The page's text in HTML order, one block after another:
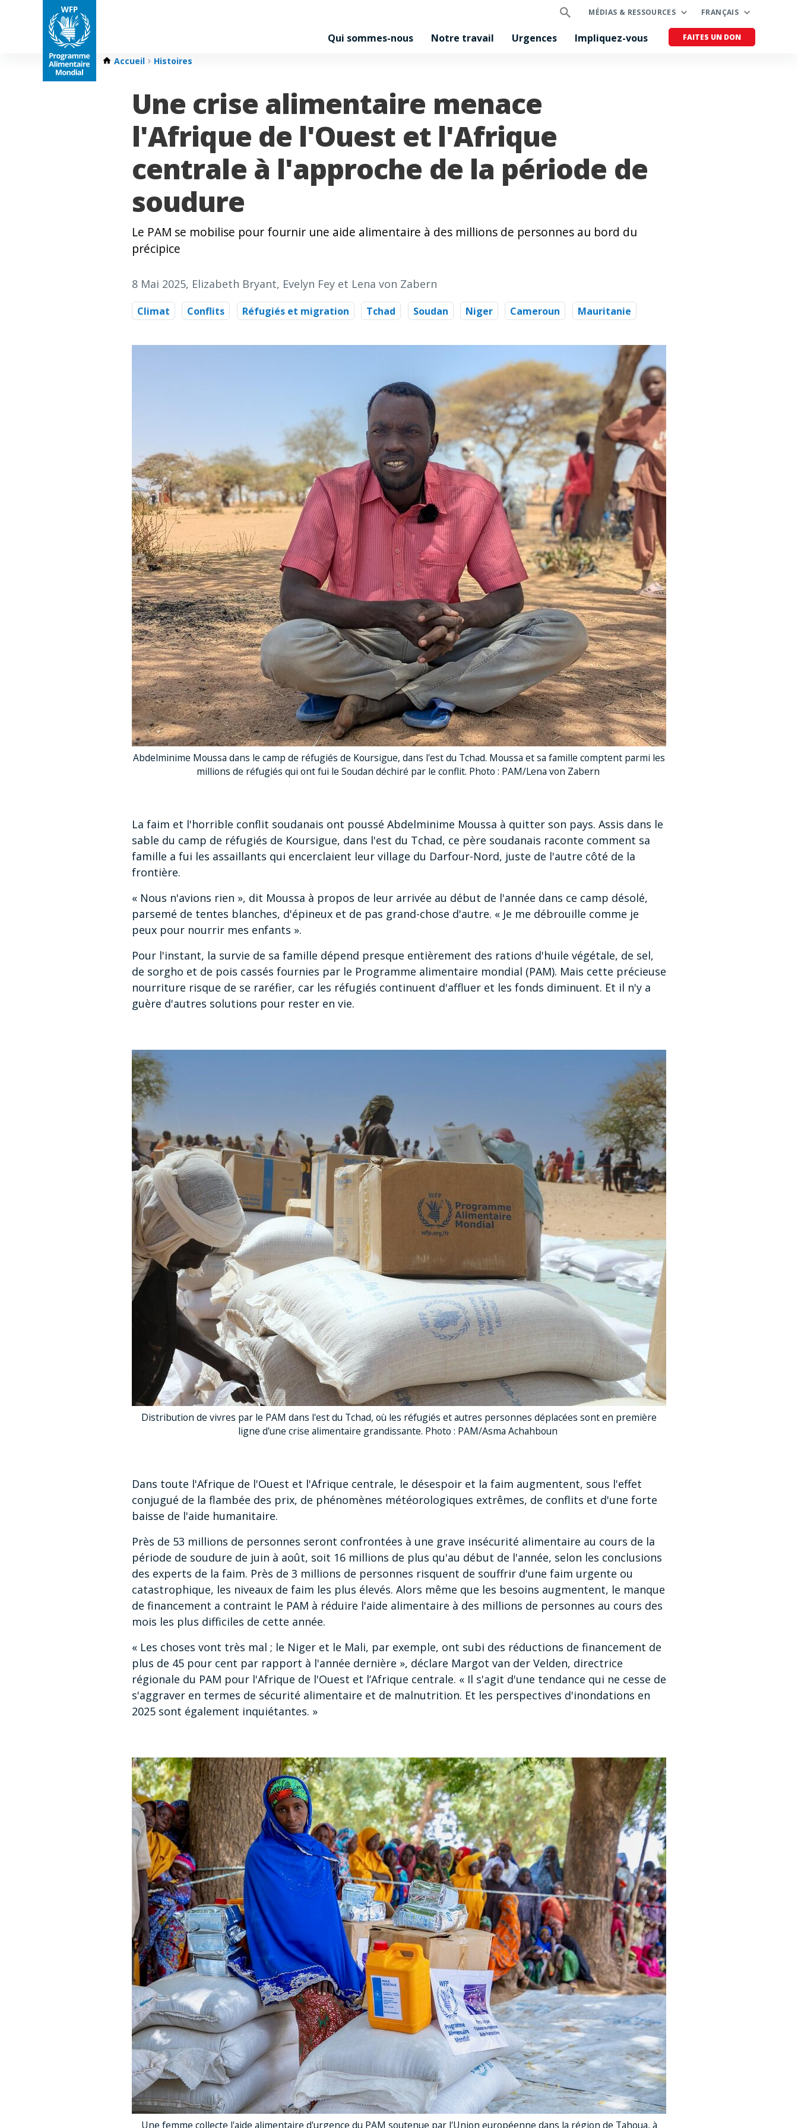
MÉDIAS & RESSOURCES FRANÇAIS
Qui sommes-nous Notre travail Urgences Impliquez-vous FAITES UN DON
Accueil Histoires
Une crise alimentaire menace
l'Afrique de l'Ouest et l'Afrique
centrale à l'approche de la période de
soudure
Le PAM se mobilise pour fournir une aide alimentaire à des millions de personnes au bord du
précipice
8 Mai 2025, Elizabeth Bryant, Evelyn Fey et Lena von Zabern
Climat Conflits Réfugiés et migration Tchad Soudan Niger Cameroun Mauritanie
Abdelminime Moussa dans le camp de réfugiés de Koursigue, dans l'est du Tchad. Moussa et sa famille comptent parmi les
millions de réfugiés qui ont fui le Soudan déchiré par le conflit. Photo : PAM/Lena von Zabern
La faim et l'horrible conflit soudanais ont poussé Abdelminime Moussa à quitter son pays. Assis dans le
sable du camp de réfugiés de Koursigue, dans l'est du Tchad, ce père soudanais raconte comment sa
famille a fui les assaillants qui encerclaient leur village du Darfour-Nord, juste de l'autre côté de la
frontière.
« Nous n'avions rien », dit Moussa à propos de leur arrivée au début de l'année dans ce camp désolé,
parsemé de tentes blanches, d'épineux et de pas grand-chose d'autre. « Je me débrouille comme je
peux pour nourrir mes enfants ».
Pour l'instant, la survie de sa famille dépend presque entièrement des rations d'huile végétale, de sel,
de sorgho et de pois cassés fournies par le Programme alimentaire mondial (PAM). Mais cette précieuse
nourriture risque de se raréfier, car les réfugiés continuent d'affluer et les fonds diminuent. Et il n'y a
guère d'autres solutions pour rester en vie.
Distribution de vivres par le PAM dans l'est du Tchad, où les réfugiés et autres personnes déplacées sont en première
ligne d'une crise alimentaire grandissante. Photo : PAM/Asma Achahboun
Dans toute l'Afrique de l'Ouest et l'Afrique centrale, le désespoir et la faim augmentent, sous l'effet
conjugué de la flambée des prix, de phénomènes météorologiques extrêmes, de conflits et d'une forte
baisse de l'aide humanitaire.
Près de 53 millions de personnes seront confrontées à une grave insécurité alimentaire au cours de la
période de soudure de juin à août, soit 16 millions de plus qu'au début de l'année, selon les conclusions
des experts de la faim. Près de 3 millions de personnes risquent de souffrir d'une faim urgente ou
catastrophique, les niveaux de faim les plus élevés. Alors même que les besoins augmentent, le manque
de financement a contraint le PAM à réduire l'aide alimentaire à des millions de personnes au cours des
mois les plus difficiles de cette année.
« Les choses vont très mal ; le Niger et le Mali, par exemple, ont subi des réductions de financement de
plus de 45 pour cent par rapport à l'année dernière », déclare Margot van der Velden, directrice
régionale du PAM pour l'Afrique de l'Ouest et l’Afrique centrale. « Il s'agit d'une tendance qui ne cesse de
s'aggraver en termes de sécurité alimentaire et de malnutrition. Et les perspectives d'inondations en
2025 sont également inquiétantes. »
Une femme collecte l'aide alimentaire d'urgence du PAM soutenue par l'Union européenne dans la région de Tahoua, à